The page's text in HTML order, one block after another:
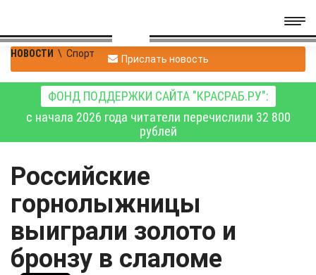
НОВОСТИ \ Спорт Прислать новость
ФОНД ПОДДЕРЖКИ САЙТА "КРАСРАБ.РУ":
с начала 2026 года читатели перечислили 32 800
рублей
Российские
горнолыжницы
выиграли золото и
бронзу в слаломе